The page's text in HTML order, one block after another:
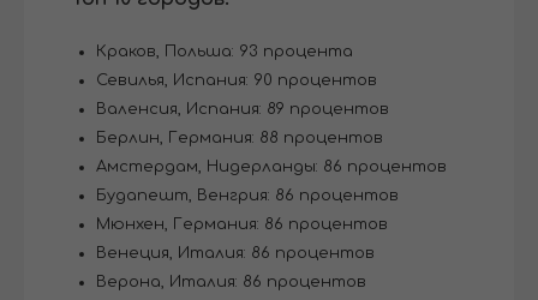
Краков, Польша: 93 процента
Севилья, Испания: 90 процентов
Валенсия, Испания: 89 процентов
Берлин, Германия: 88 процентов
Амстердам, Нидерланды: 86 процентов
Будапешт, Венгрия: 86 процентов
Мюнхен, Германия: 86 процентов
Венеция, Италия: 86 процентов
Верона, Италия: 86 процентов